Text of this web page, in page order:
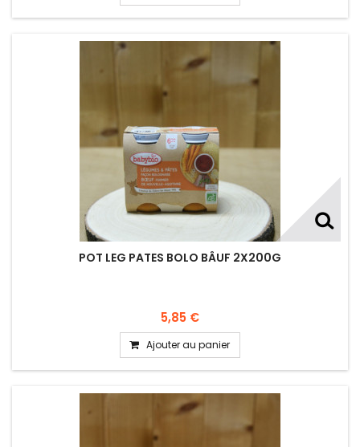
POT LEG PATES BOLO BÂUF 2X200G
5,85 €
Ajouter au panier